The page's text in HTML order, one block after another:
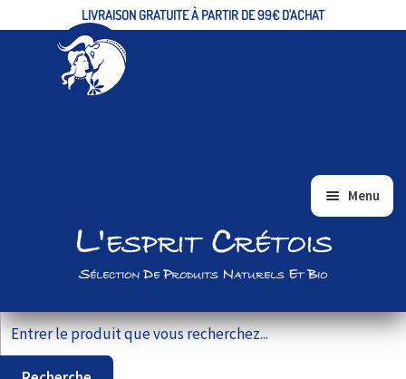
LIVRAISON GRATUITE À PARTIR DE 99€ D'ACHAT
Menu
ACCUEIL
ALIMENTAIRE/EPICERIE FINE
VRAC
COFFRETS CADEAUX
L'esprit Crétois
Sélection De Produits Naturels Et Bio
Recherche pour :